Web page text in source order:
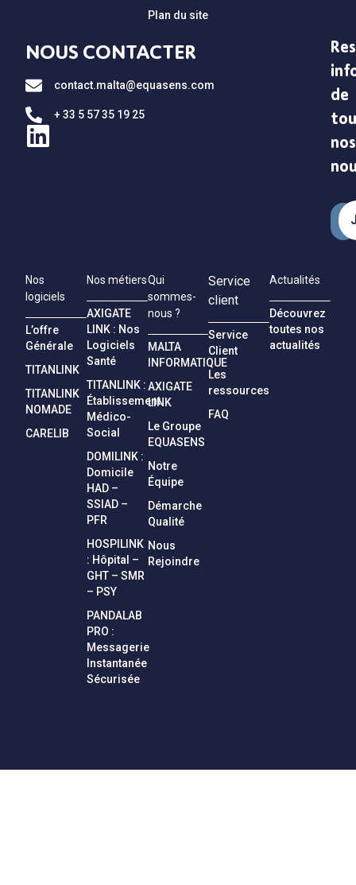
Plan du site
NOUS CONTACTER
contact.malta@equasens.com
+ 33 5 57 35 19 25
de
nos
Nos
logiciels
L’offre
Générale
TITANLINK
TITANLINK
NOMADE
CARELIB
Nos métiers
AXIGATE
LINK : Nos
Logiciels
Santé
TITANLINK :
Établissement
Médico-
Social
DOMILINK :
Domicile
HAD –
SSIAD –
PFR
HOSPILINK
: Hôpital –
GHT – SMR
– PSY
PANDALAB
PRO :
Messagerie
Instantanée
Sécurisée
Qui
sommes-
nous ?
MALTA
INFORMATIQUE
AXIGATE
LINK
Le Groupe
EQUASENS
Notre
Équipe
Démarche
Qualité
Nous
Rejoindre
Service
client
Service
Client
Les
ressources
FAQ
Actualités
Découvrez
toutes nos
actualités